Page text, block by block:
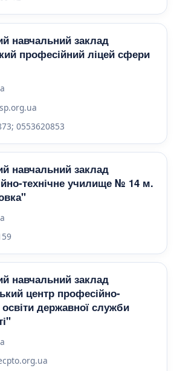
навчальний заклад
професійний ліцей сфери
0553620853
навчальний заклад
технічне училище № 14 м.
навчальний заклад
центр професійно-
освіти державної служби